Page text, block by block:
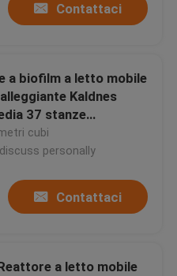
Contattaci
a biofilm a letto mobile
Kaldnes
37 stanze
cubi
personally
Contattaci
a letto mobile